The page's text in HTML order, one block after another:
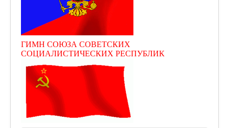
ГИМН СОЮЗА СОВЕТСКИХ
СОЦИАЛИСТИЧЕСКИХ РЕСПУБЛИК